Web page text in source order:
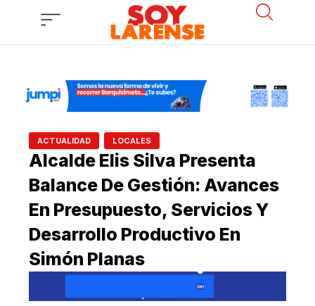
ACTUALIDAD LOCALES
Alcalde Elis Silva Presenta
Balance De Gestión: Avances
En Presupuesto, Servicios Y
Desarrollo Productivo En
Simón Planas